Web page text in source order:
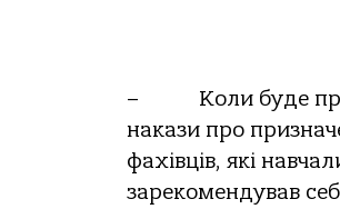
– Коли буде
накази про
фахівців, які
зарекомендував